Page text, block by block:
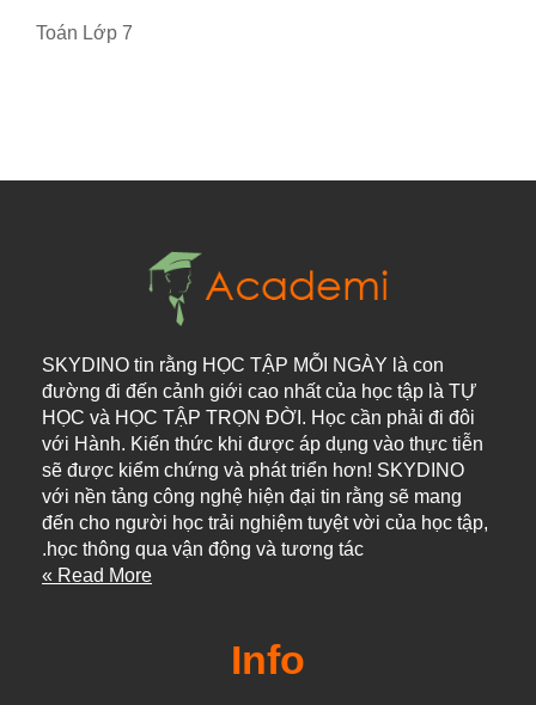
Toán Lớp 7
SKYDINO tin rằng HỌC TẬP MỖI NGÀY là con
đường đi đến cảnh giới cao nhất của học tập là TỰ
HỌC và HỌC TẬP TRỌN ĐỜI. Học cần phải đi đôi
với Hành. Kiến thức khi được áp dụng vào thực tiễn
sẽ được kiểm chứng và phát triển hơn! SKYDINO
với nền tảng công nghệ hiện đại tin rằng sẽ mang
đến cho người học trải nghiệm tuyệt vời của học tập,
học thông qua vận động và tương tác.
Read More »
Info